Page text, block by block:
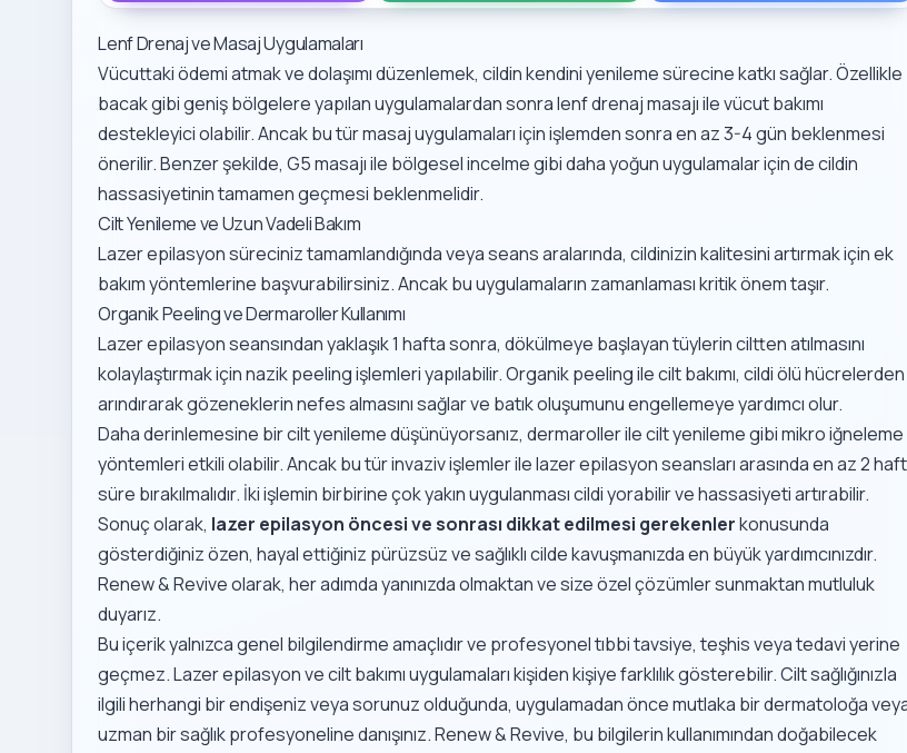
Lenf Drenaj ve Masaj Uygulamaları
Vücuttaki ödemi atmak ve dolaşımı düzenlemek, cildin kendini yenileme sürecine katkı sağlar. Özellikle
bacak gibi geniş bölgelere yapılan uygulamalardan sonralenf drenaj masajı ile vücut bakımı
destekleyici olabilir. Ancak bu tür masaj uygulamaları için işlemden sonra en az 3-4 gün beklenmesi
önerilir. Benzer şekilde,G5 masajı ile bölgesel incelmegibi daha yoğun uygulamalar için de cildin
hassasiyetinin tamamen geçmesi beklenmelidir.
Cilt Yenileme ve Uzun Vadeli Bakım
Lazer epilasyon süreciniz tamamlandığında veya seans aralarında, cildinizin kalitesini artırmak için ek
bakım yöntemlerine başvurabilirsiniz. Ancak bu uygulamaların zamanlaması kritik önem taşır.
Organik Peeling ve Dermaroller Kullanımı
Lazer epilasyon seansından yaklaşık 1 hafta sonra, dökülmeye başlayan tüylerin ciltten atılmasını
kolaylaştırmak için nazik peeling işlemleri yapılabilir.Organik peeling ile cilt bakımı, cildi ölü hücrelerden
arındırarak gözeneklerin nefes almasını sağlar ve batık oluşumunu engellemeye yardımcı olur.
Daha derinlemesine bir cilt yenileme düşünüyorsanız,dermaroller ile cilt yenilemegibi mikro iğneleme
yöntemleri etkili olabilir. Ancak bu tür invaziv işlemler ile lazer epilasyon seansları arasında en az 2
süre bırakılmalıdır. İki işlemin birbirine çok yakın uygulanması cildi yorabilir ve hassasiyeti artırabilir.
Sonuç olarak, lazer epilasyon öncesi ve sonrası dikkat edilmesi gerekenlerkonusunda
gösterdiğiniz özen, hayal ettiğiniz pürüzsüz ve sağlıklı cilde kavuşmanızda en büyük yardımcınızdır.
Renew & Revive olarak, her adımda yanınızda olmaktan ve size özel çözümler sunmaktan mutluluk
duyarız.
Bu içerik yalnızca genel bilgilendirme amaçlıdır ve profesyonel tıbbi tavsiye, teşhis veya tedavi yerine
geçmez. Lazer epilasyon ve cilt bakımı uygulamaları kişiden kişiye farklılık gösterebilir. Cilt sağlığınızla
ilgili herhangi bir endişeniz veya sorunuz olduğunda, uygulamadan önce mutlaka bir dermatoloğa
uzman bir sağlık profesyoneline danışınız. Renew & Revive, bu bilgilerin kullanımından doğabilecek